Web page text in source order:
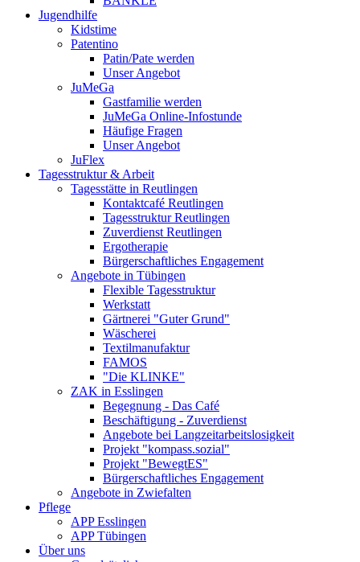
Jugendhilfe
Kidstime
Patentino
Patin/Pate werden
Unser Angebot
JuMeGa
Gastfamilie werden
JuMeGa Online-Infostunde
Häufige Fragen
Unser Angebot
JuFlex
Tagesstruktur & Arbeit
Tagesstätte in Reutlingen
Kontaktcafé Reutlingen
Tagesstruktur Reutlingen
Zuverdienst Reutlingen
Ergotherapie
Bürgerschaftliches Engagement
Angebote in Tübingen
Flexible Tagesstruktur
Werkstatt
Gärtnerei "Guter Grund"
Wäscherei
Textilmanufaktur
FAMOS
"Die KLINKE"
ZAK in Esslingen
Begegnung - Das Café
Beschäftigung - Zuverdienst
Angebote bei Langzeitarbeitslosigkeit
Projekt "kompass.sozial"
Projekt "BewegtES"
Bürgerschaftliches Engagement
Angebote in Zwiefalten
Pflege
APP Esslingen
APP Tübingen
Über uns